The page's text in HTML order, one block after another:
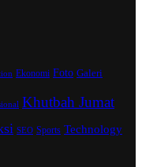
Ekonomi Foto Galeri
Khutbah Jumat
SEO Sports Technology